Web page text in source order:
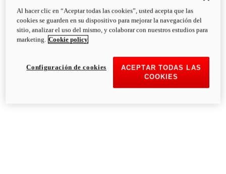
Al hacer clic en “Aceptar todas las cookies”, usted acepta que las
cookies se guarden en su dispositivo para mejorar la navegación del
sitio, analizar el uso del mismo, y colaborar con nuestros estudios para
marketing. Cookie policy
ACEPTAR TODAS LAS
COOKIES
Configuración de cookies